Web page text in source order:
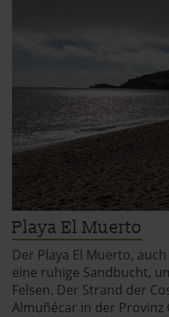
Playa El Muerto
Der Playa El Muerto,
eine ruhige Sandbucht,
Felsen. Der Strand der
Almuñécar in der Provinz